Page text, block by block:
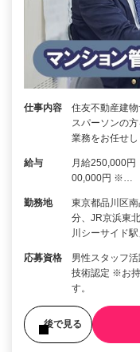
仕事内容
住友不動産建
スパーソンの
業務をお任せ
給与
月給250,000円
00,000円 ※…
勤務地
東京都品川区
分、JR京浜東
川シーサイド
応募資格
男性スタッフ
技術認定 ※お
す。
後で見る